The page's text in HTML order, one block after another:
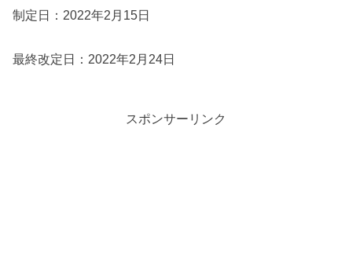
制定日：2022年2月15日
最終改定日：2022年2月24日
スポンサーリンク